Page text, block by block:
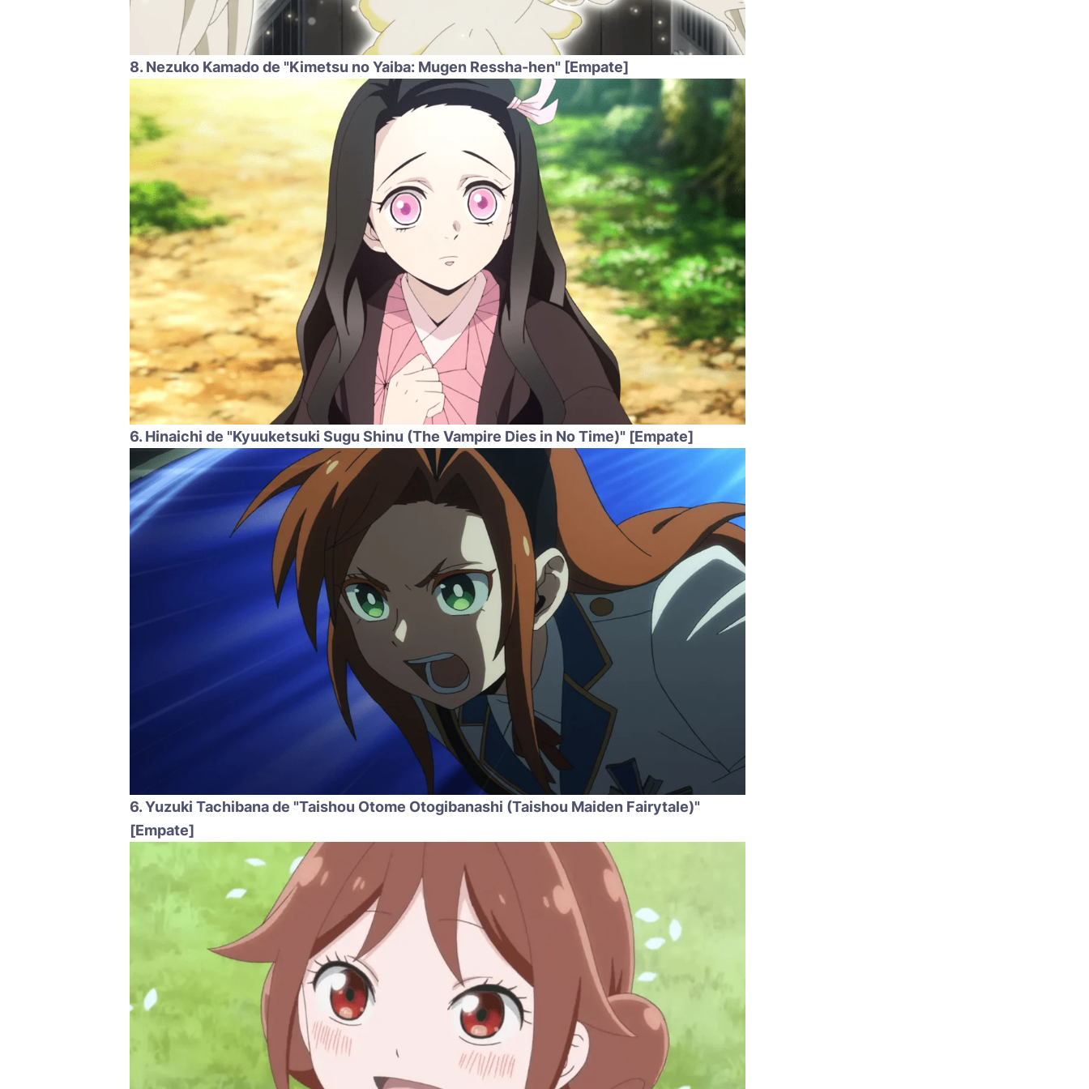
8. Nezuko Kamado de "Kimetsu no Yaiba: Mugen Ressha-hen" [Empate]
6. Hinaichi de "Kyuuketsuki Sugu Shinu (The Vampire Dies in No Time)" [Empate]
6. Yuzuki Tachibana de "Taishou Otome Otogibanashi (Taishou Maiden Fairytale)"
[Empate]